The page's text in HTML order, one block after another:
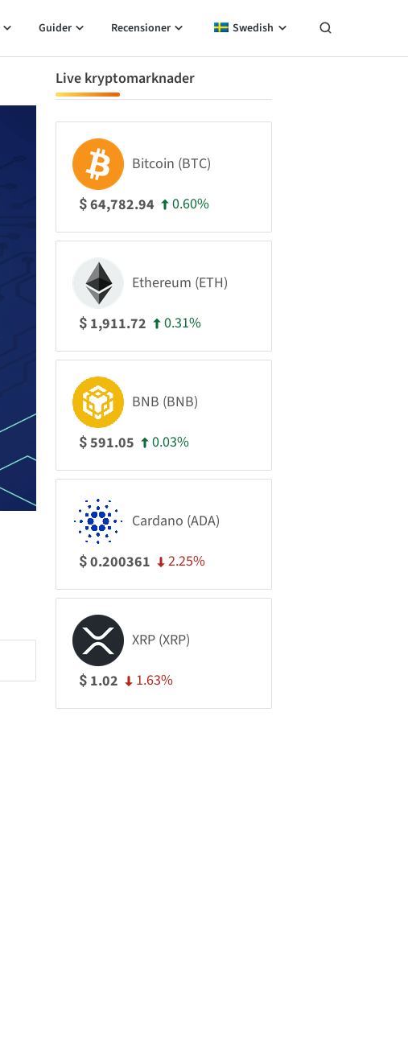
Guider Recensioner Swedish
Live kryptomarknader
Bitcoin (BTC)
$64,782.94 0.60%
Ethereum (ETH)
$ 1,911.72 0.31%
BNB (BNB)
$591.05 0.03%
Cardano (ADA)
$0.200361 2.25%
XRP (XRP)
$ 1.02 1.63%